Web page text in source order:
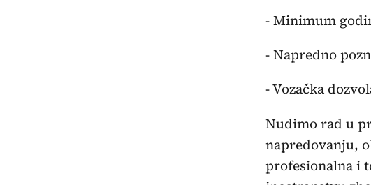
- Minimum
- Napredno
- Vozačka
Nudimo rad u
napredovanju,
profesionalna i